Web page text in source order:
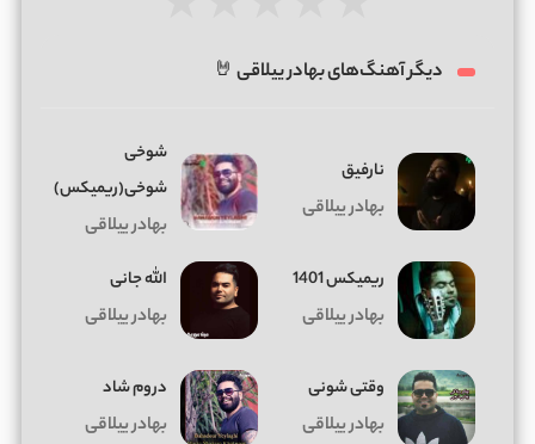
دیگر آهنگ‌های بهادر ییلاقی 🤘
نارفیق
بهادر ییلاقی
شوخی
شوخی(ریمیکس)
بهادر ییلاقی
ریمیکس 1401
بهادر ییلاقی
الله جانی
بهادر ییلاقی
وقتی شونی
بهادر ییلاقی
دروم شاد
بهادر ییلاقی